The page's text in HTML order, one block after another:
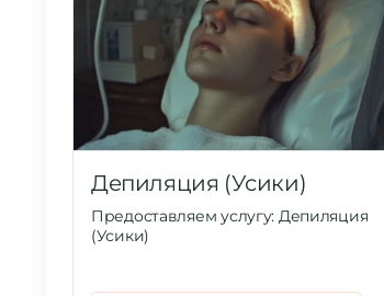
Депиляция (Усики)
Предоставляем услугу: Депиляция
(Усики)